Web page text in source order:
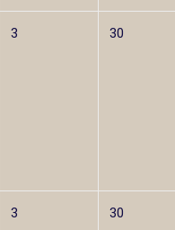
3 30
3 30